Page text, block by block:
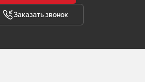
Заказать звонок